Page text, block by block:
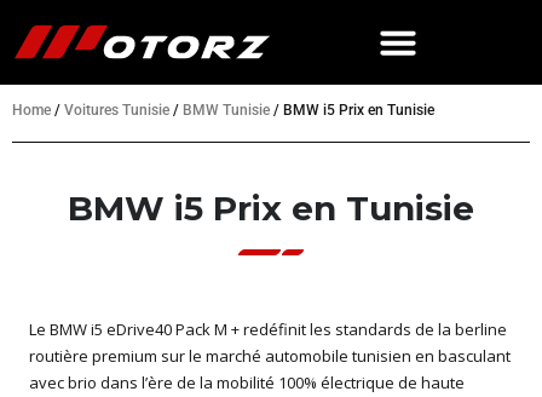
Home / Voitures Tunisie / BMW Tunisie / BMW i5 Prix en Tunisie
BMW i5 Prix en Tunisie
Le BMW i5 eDrive40 Pack M + redéfinit les standards de la berline
routière premium sur le marché automobile tunisien en basculant
avec brio dans l’ère de la mobilité 100% électrique de haute